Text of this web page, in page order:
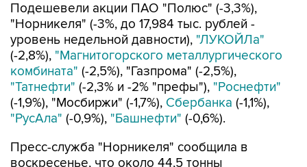
Подешевели акции ПАО "Полюс" (-3,3%),
"Норникеля" (-3%, до 17,984 тыс. рублей -
уровень недельной давности), "ЛУКОЙЛа"
(-2,8%), "Магнитогорского металлургического
комбината" (-2,5%), "Газпрома" (-2,5%),
"Татнефти" (-2,3% и -2% "префы"), "Роснефти"
(-1,9%), "Мосбиржи" (-1,7%), Сбербанка (-1,1%),
"РусАла" (-0,9%), "Башнефти" (-0,6%).
Пресс-служба "Норникеля" сообщила в
воскресенье, что около 44,5 тонны